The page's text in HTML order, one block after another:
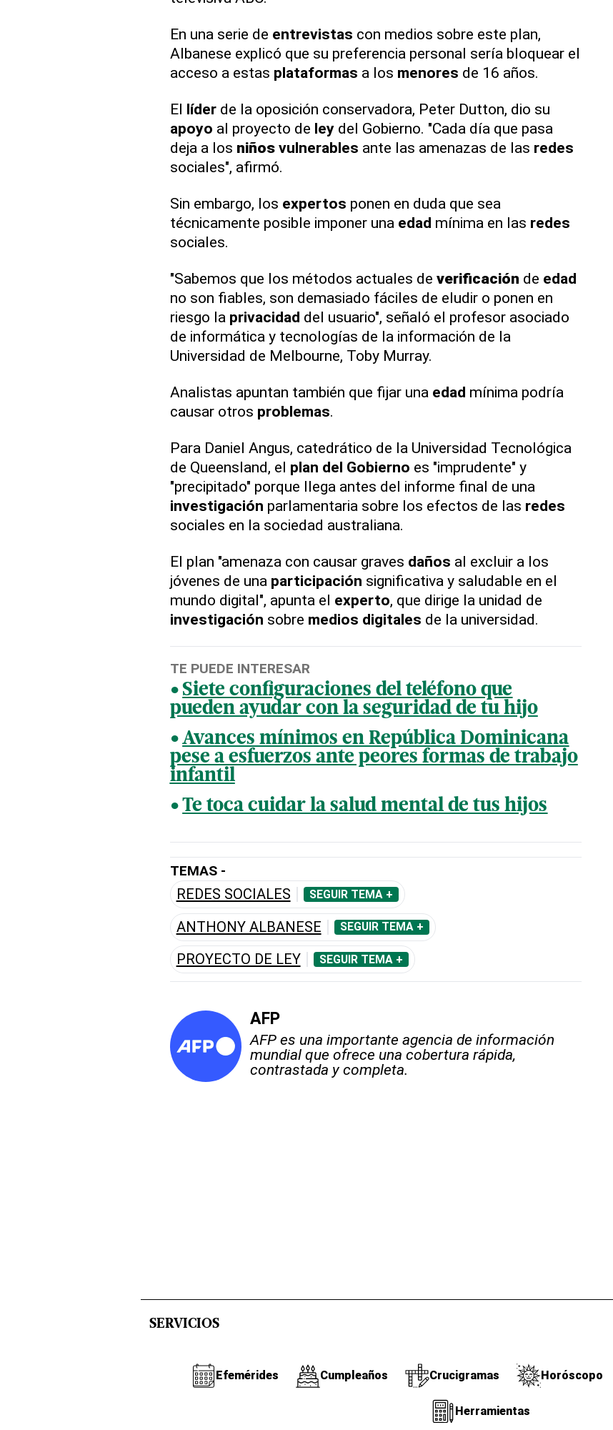
En una serie de entrevistas con medios sobre este plan,
Albanese explicó que su preferencia personal sería bloquear el
acceso a estas plataformas a los menores de 16 años.
El líderde la oposición conservadora, Peter Dutton, dio su
apoyo al proyecto de leydel Gobierno. "Cada día que pasa
deja a los niños vulnerables ante las amenazas de las redes
sociales", afirmó.
Sin embargo, los expertos ponen en duda que sea
técnicamente posible imponer una edad mínima en las redes
sociales.
"Sabemos que los métodos actuales de verificación de edad
no son fiables, son demasiado fáciles de eludir o ponen en
riesgo la privacidad del usuario", señaló el profesor asociado
de informática y tecnologías de la información de la
Universidad de Melbourne, Toby Murray.
Analistas apuntan también que fijar una edad mínima podría
causar otros problemas.
Para Daniel Angus, catedrático de la Universidad Tecnológica
de Queensland, el plan del Gobierno es "imprudente" y
"precipitado" porque llega antes del informe final de una
investigación parlamentaria sobre los efectos de las redes
sociales en la sociedad australiana.
El plan "amenaza con causar graves daños al excluir a los
jóvenes de una participación significativa y saludable en el
mundo digital", apunta el experto, que dirige la unidad de
investigación sobre medios digitales de la universidad.
TE PUEDE INTERESAR
Siete configuraciones del teléfono que
pueden ayudar con la seguridad de tu hijo
Avances mínimos en República Dominicana
pese a esfuerzos ante peores formas de trabajo
infantil
Te toca cuidar la salud mental de tus hijos
TEMAS -
REDES SOCIALES SEGUIR TEMA +
ANTHONY ALBANESE SEGUIR TEMA +
PROYECTO DE LEY SEGUIR TEMA +
AFP
AFP es una importante agencia de información
mundial que ofrece una cobertura rápida,
contrastada y completa.
SERVICIOS
Efemérides Cumpleaños Crucigramas Horóscopo
Herramientas